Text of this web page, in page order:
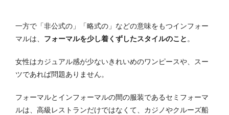
一方で「非公式の」「略式の」などの意味をもつインフォー
マルは、 フォーマルを少し着くずしたスタイルのこと 。
女性はカジュアル感が少ないきれいめのワンピースや、スー
ツであれば問題ありません。
フォーマルとインフォーマルの間の服装であるセミフォーマ
ルは、高級レストランだけではなくて、カジノやクルーズ船